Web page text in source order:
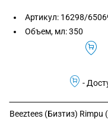
Артикул: 16298/
Объем, мл:350
-
Beeztees (Бизтиз)